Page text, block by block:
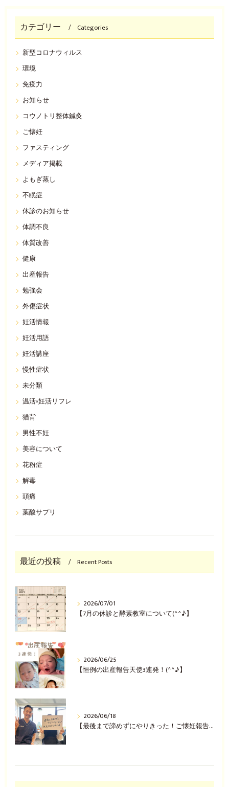
カテゴリー Categories
新型コロナウィルス
環境
免疫力
お知らせ
コウノトリ整体鍼灸
ご懐妊
ファスティング
メディア掲載
よもぎ蒸し
不眠症
休診のお知らせ
体調不良
体質改善
健康
出産報告
勉強会
外傷症状
妊活情報
妊活用語
妊活講座
慢性症状
未分類
温活×妊活リフレ
猫背
男性不妊
美容について
花粉症
解毒
頭痛
葉酸サプリ
最近の投稿 Recent Posts
2026/07/01
【7月の休診と酵素教室について(^^♪】
2026/06/25
【恒例の出産報告天使3連発！(^^♪】
2026/06/18
【最後まで諦めずにやりきった！ご懐妊報告(^^♪】